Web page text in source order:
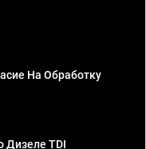
На Обработку
Дизеле TDI